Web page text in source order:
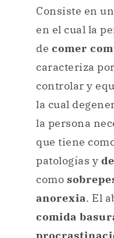
Consiste en un
en el cual la
de comer
caracteriza
controlar y
la cual
la persona
que tiene
patologías y
como
anorexia. El
comida